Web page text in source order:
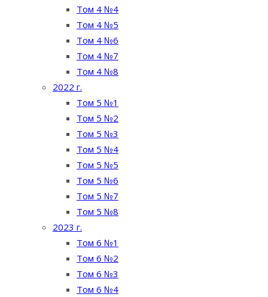
Том 4 №4
Том 4 №5
Том 4 №6
Том 4 №7
Том 4 №8
2022 г.
Том 5 №1
Том 5 №2
Том 5 №3
Том 5 №4
Том 5 №5
Том 5 №6
Том 5 №7
Том 5 №8
2023 г.
Том 6 №1
Том 6 №2
Том 6 №3
Том 6 №4